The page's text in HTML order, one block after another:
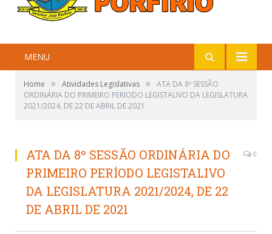
MENU
Home » Atividades Legislativas »
ATA DA 8º SESSÃO
ORDINÁRIA DO PRIMEIRO PERÍODO LEGISTALIVO DA LEGISLATURA
2021/2024, DE 22 DE ABRIL DE 2021
ATA DA 8º SESSÃO ORDINÁRIA DO
PRIMEIRO PERÍODO LEGISTALIVO
DA LEGISLATURA 2021/2024, DE 22
DE ABRIL DE 2021
0